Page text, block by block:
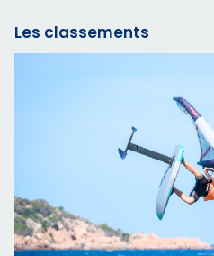
Les classements